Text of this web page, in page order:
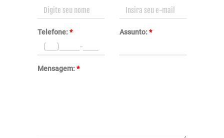
Telefone:* Assunto:*
Mensagem:*